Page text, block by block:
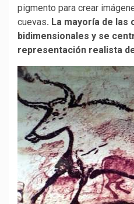
pigmento para crear
cuevas. La mayoría de las
bidimensionales y se
representación realista